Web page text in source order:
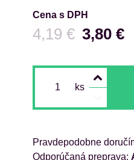
Cena s DPH
3,80 €
Pred zľavou:
4,19 €
ks
Pravdepodobne